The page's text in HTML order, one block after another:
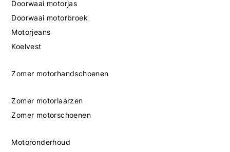
Doorwaai motorjas
Doorwaai motorbroek
Motorjeans
Koelvest
Zomer motorhandschoenen
Zomer motorlaarzen
Zomer motorschoenen
Motoronderhoud